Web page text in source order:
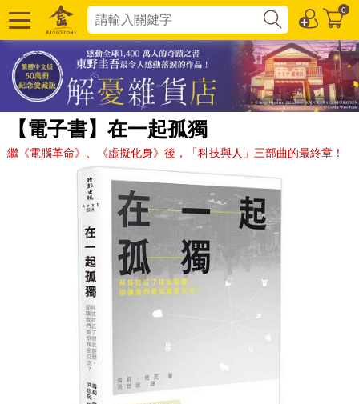
0
【電子書】在一起孤獨
繼《電腦革命》、《虛擬化身》後，「科技與人」三部曲的最終章！